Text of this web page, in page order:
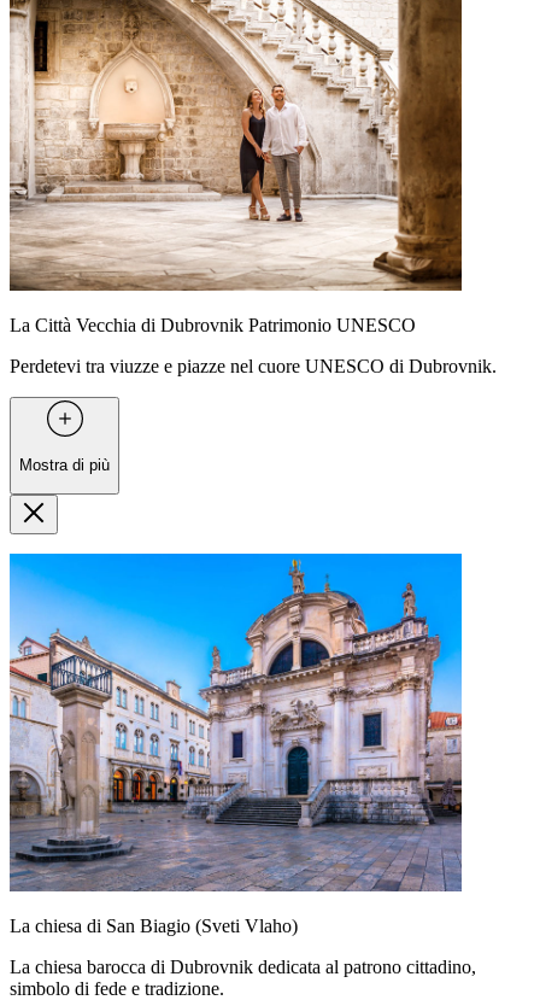
La Città Vecchia di Dubrovnik Patrimonio UNESCO
Perdetevi tra viuzze e piazze nel cuore UNESCO di Dubrovnik.
Mostra di più
La chiesa di San Biagio (Sveti Vlaho)
La chiesa barocca di Dubrovnik dedicata al patrono cittadino,
simbolo di fede e tradizione.